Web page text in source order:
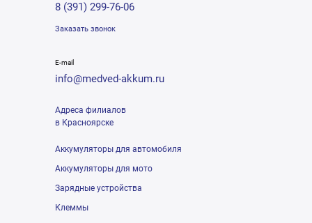
8 (391) 299-76-06
Заказать звонок
E-mail
info@medved-akkum.ru
Адреса филиалов
в Красноярске
Аккумуляторы для автомобиля
Аккумуляторы для мото
Зарядные устройства
Клеммы